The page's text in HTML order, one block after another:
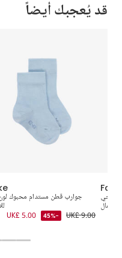
قد يُعجبك أيضاً
جوارب قطن مستدام محبوك
UK£ 9.00
-45%
UK£ 5.00
عاجي
للأطفال